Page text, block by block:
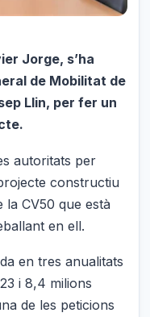
Jorge, s’ha
de Mobilitat de
Llin, per fer un
autoritats per
constructiu
la CV50 que està
en ell.
en tres anualitats
i 8,4 milions
de les peticions